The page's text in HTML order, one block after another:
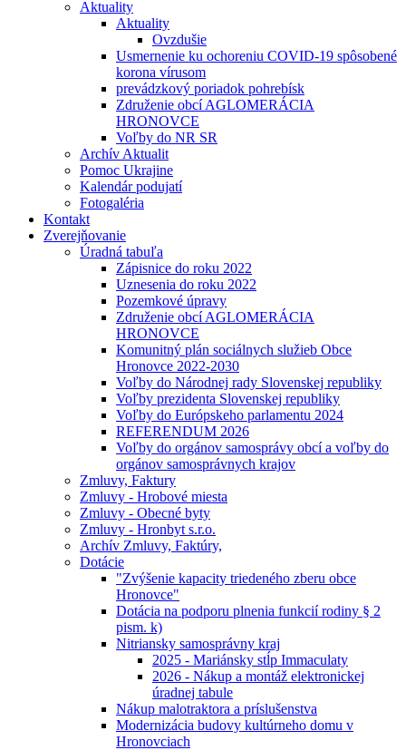
Aktuality
Aktuality
Ovzdušie
Usmernenie ku ochoreniu COVID-19 spôsobené
korona vírusom
prevádzkový poriadok pohrebísk
Združenie obcí AGLOMERÁCIA
HRONOVCE
Voľby do NR SR
Archív Aktualit
Pomoc Ukrajine
Kalendár podujatí
Fotogaléria
Kontakt
Zverejňovanie
Úradná tabuľa
Zápisnice do roku 2022
Uznesenia do roku 2022
Pozemkové úpravy
Združenie obcí AGLOMERÁCIA
HRONOVCE
Komunitný plán sociálnych služieb Obce
Hronovce 2022-2030
Voľby do Národnej rady Slovenskej republiky
Voľby prezidenta Slovenskej republiky
Voľby do Európskeho parlamentu 2024
REFERENDUM 2026
Voľby do orgánov samosprávy obcí a voľby do
orgánov samosprávnych krajov
Zmluvy, Faktury
Zmluvy - Hrobové miesta
Zmluvy - Obecné byty
Zmluvy - Hronbyt s.r.o.
Archív Zmluvy, Faktúry,
Dotácie
"Zvýšenie kapacity triedeného zberu obce
Hronovce"
Dotácia na podporu plnenia funkcií rodiny § 2
pism. k)
Nitriansky samosprávny kraj
2025 - Mariánsky stĺp Immaculaty
2026 - Nákup a montáž elektronickej
úradnej tabule
Nákup malotraktora a príslušenstva
Modernizácia budovy kultúrneho domu v
Hronovciach